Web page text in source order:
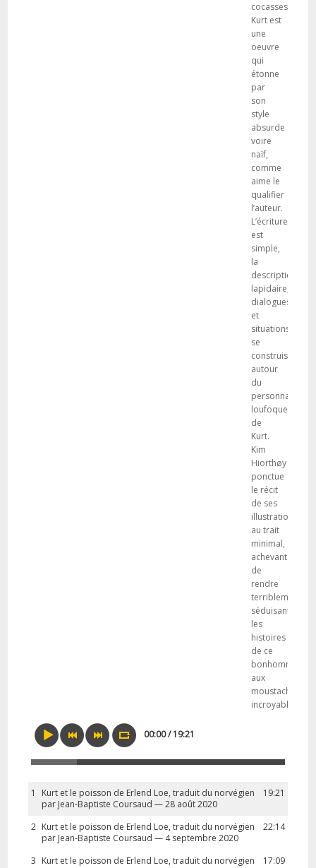
cocasses.
Kurt est
une
oeuvre
qui
étonne
par
son
style
absurde
voire
naïf,
comme
aime le
qualifier
l’auteur.
L’écriture
est
simple,
la
description
lapidaire,
dialogues
et
situations
se
construisent
autour
du
personnage
loufoque
de
Kurt.
Kim
Hiorthøy
ponctue
le récit
de ses
illustrations
au trait
minimal,
achevant
de
rendre
terriblement
séduisantes
les
histoires
de ce
bonhomme
aux
moustaches
incroyables.
00:00 / 19:21
1 19:21
Kurt et le poisson de Erlend Loe, traduit du norvégien
par Jean-Baptiste Coursaud — 28 août 2020
2
22:14
Kurt et le poisson de Erlend Loe, traduit du norvégien
par Jean-Baptiste Coursaud — 4 septembre 2020
3
17:09
Kurt et le poisson de Erlend Loe, traduit du norvégien